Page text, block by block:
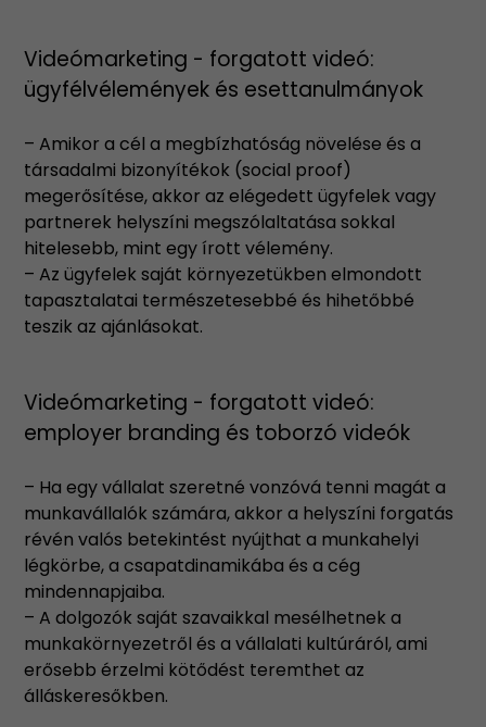
Videómarketing - forgatott videó:
ügyfélvélemények és esettanulmányok
– Amikor a cél a megbízhatóság növelése és a
társadalmi bizonyítékok (social proof)
megerősítése, akkor az elégedett ügyfelek vagy
partnerek helyszíni megszólaltatása sokkal
hitelesebb, mint egy írott vélemény.
– Az ügyfelek saját környezetükben elmondott
tapasztalatai természetesebbé és hihetőbbé
teszik az ajánlásokat.
Videómarketing - forgatott videó:
employer branding és toborzó videók
– Ha egy vállalat szeretné vonzóvá tenni magát a
munkavállalók számára, akkor a helyszíni forgatás
révén valós betekintést nyújthat a munkahelyi
légkörbe, a csapatdinamikába és a cég
mindennapjaiba.
– A dolgozók saját szavaikkal mesélhetnek a
munkakörnyezetről és a vállalati kultúráról, ami
erősebb érzelmi kötődést teremthet az
álláskeresőkben.